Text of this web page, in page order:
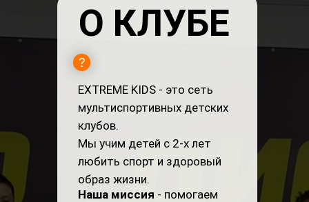
О КЛУБЕ
EXTREME KIDS - это сеть
мультиспортивных детских
клубов.
Мы учим детей с 2-х лет
любить спорт и здоровый
образ жизни.
Наша миссия - помогаем